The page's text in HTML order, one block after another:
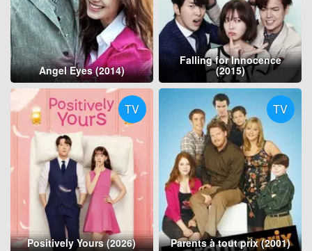
Angel Eyes (2014)
Falling for Innocence
(2015)
TV
Positively Yours (2026)
TV
Parents à tout prix (2001)